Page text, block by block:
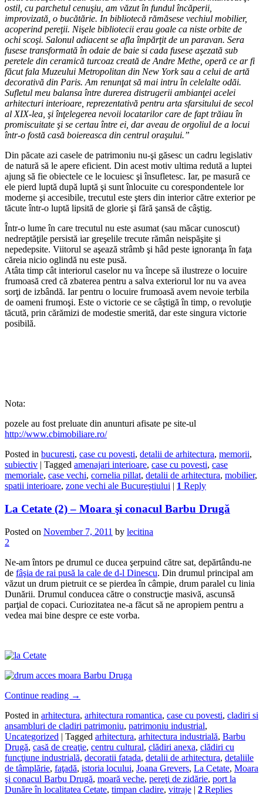
ostil, cu parchetul cenuşiu, am văzut în fundul încăperii,
improvizată, o bucătărie. In bibliotecă rămăsese vechiul mobilier,
acoperind pereţii. Nişele bibliotecii erau goale ca niste orbite de
ochi scoşi. Salonul adiacent se afla împărţit de un paravan. Sera
fusese transformată în odaie de baie si cada fusese aşezată sub
peretele din ceramică turcoaz creată de Andre Methe, operă ce ar fi
făcut fala Muzeului Metropolitan din New York sau a celui de artă
decorativă din Paris. Am renunţat să mai intru în celelalte odăi.
Sufletul meu balansa între durerea distrugerii ambianţei acelei
arhitecturi interioare, reprezentativă pentru arta sfarsitului de secol
al XIX-lea, şi înţelegerea nevoii locatarilor care de fapt trăiau în
promiscuitate şi se certau între ei, dar aveau de orgoliul de a locui
într-o fostă casă boiereasca din centrul oraşului.”
Din păcate azi casele de patrimoniu nu-şi găsesc un cadru legislativ
de natură să le apere eficient. Din acest motiv ultima redută a luptei
ajung să fie obiectele ce le locuiesc şi însufletesc. Iar, pe masură ce
ele pierd luptă după luptă şi sunt înlocuite cu corespondentele lor
moderne şi accesibile, trecutul este şters din interior către exterior pe
tăcute într-o luptă lipsită de glorie şi fără şansă de câştig.
Într-o lume în care trecutul nu este asumat (sau măcar cunoscut)
nedreptăţile persistă iar greşelile trecute rămân neispăşite şi
nepedepsite. Viitorul se aşează strâmb şi hâd peste ignoranţa în faţa
căreia nicio oglindă nu este pusă.
Atâta timp cât interiorul caselor nu va începe să ilustreze o locuire
frumoasă cred că zbaterea pentru a salva exteriorul lor nu va avea
sorţi de izbândă. Iar pentru o locuire frumoasă avem nevoie terbila
de oameni frumoşi. Este o victorie ce se câştigă în timp, o revoluţie
tăcută, prin cărămizi de modestie smerită, dar este singura victorie
posibilă.
Nota:
pozele au fost preluate din anunturi afisate pe site-ul
http://www.cbimobiliare.ro/
Posted in bucuresti, case cu povesti, detalii de arhitectura, memorii,
subiectiv | Tagged amenajari interioare, case cu povesti, case
memoriale, case vechi, cornelia pillat, detalii de arhitectura, mobilier,
spatii interioare, zone vechi ale Bucureştiului | 1 Reply
La Cetate (2) – Moara şi conacul Barbu Drugă
Posted on November 7, 2011 by lecitina
2
Ne-am întors pe drumul ce ducea şerpuind către sat, depărtându-ne
de fâşia de rai pusă la cale de d-l Dinescu. Din drumul principal am
văzut un drum pietruit ce se pierdea în câmpie, drum paralel cu linia
Dunării. Drumul conducea către o construcţie masivă, ascunsă
parţial de copaci. Curiozitatea ne-a făcut să ne apropiem pentru a
vedea mai bine despre ce este vorba.
Continue reading →
Posted in arhitectura, arhitectura romantica, case cu povesti, cladiri si
ansambluri de cladiri patrimoniu, patrimoniu industrial,
Uncategorized | Tagged arhitectura, arhitectura industrială, Barbu
Drugă, casă de creaţie, centru cultural, clădiri anexa, clădiri cu
funcţiune industrială, decoratii fatada, detalii de arhitectura, detaliile
de tâmplărie, faţadă, istoria locului, Joana Grevers, La Cetate, Moara
şi conacul Barbu Drugă, moară veche, pereţi de zidărie, port la
Dunăre în localitatea Cetate, timpan cladire, vitraje | 2 Replies